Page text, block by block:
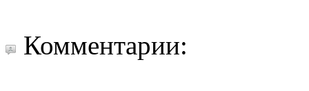
Комментарии: